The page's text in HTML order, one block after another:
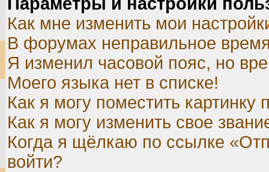
Как мне изменить мои
В форумах неправильное
Я изменил часовой пояс, но
Моего языка нет в списке!
Как я могу поместить
Как я могу изменить свое
Когда я щёлкаю по ссылке
войти?